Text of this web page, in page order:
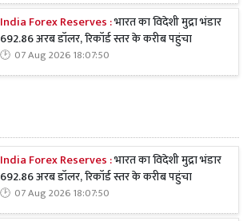
India Forex Reserves :भारत का विदेशी मुद्रा भंडार
692.86 अरब डॉलर, रिकॉर्ड स्तर के करीब पहुंचा
07 Aug 2026 18:07:50
India Forex Reserves :भारत का विदेशी मुद्रा भंडार
692.86 अरब डॉलर, रिकॉर्ड स्तर के करीब पहुंचा
07 Aug 2026 18:07:50